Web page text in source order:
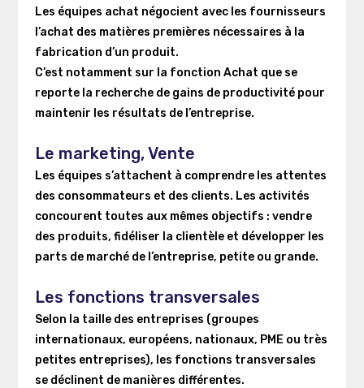
Les équipes achat négocient avec les fournisseurs
l’achat des matières premières nécessaires à la
fabrication d’un produit.
C’est notamment sur la fonction Achat que se
reporte la recherche de gains de productivité pour
maintenir les résultats de l’entreprise.
Le marketing, Vente
Les équipes s’attachent à comprendre les attentes
des consommateurs et des clients. Les activités
concourent toutes aux mêmes objectifs : vendre
des produits, fidéliser la clientèle et développer les
parts de marché de l’entreprise, petite ou grande.
Les fonctions transversales
Selon la taille des entreprises (groupes
internationaux, européens, nationaux, PME ou très
petites entreprises), les fonctions transversales
se déclinent de manières différentes.